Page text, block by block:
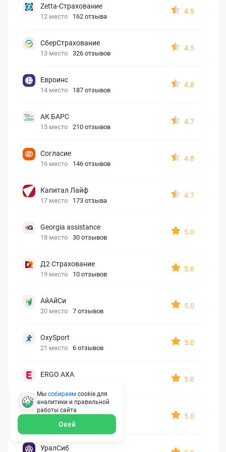
Zetta-Страхование
12 место 162 отзыва
4.9
СберСтрахование
13 место 326 отзывов
4.5
Евроинс
14 место 187 отзывов
4.8
АК БАРС
15 место 210 отзывов
4.7
Согласие
16 место 146 отзывов
4.8
Капитал Лайф
17 место 173 отзыва
4.7
Georgia assistance
18 место 30 отзывов
5.0
Д2 Страхование
19 место 10 отзывов
5.0
АйАйСи
20 место 7 отзывов
5.0
OxySport
21 место 6 отзывов
5.0
ERGO AXA
5.0
Oxy Travel Premium
23 место 1 отзыв
5.0
УралСиб
Мы собираем cookie для
аналитики и правильной
работы сайта
Окей